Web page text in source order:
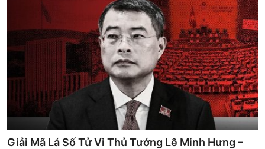
Giải Mã Lá Số Tử Vi Thủ Tướng Lê Minh Hưng –